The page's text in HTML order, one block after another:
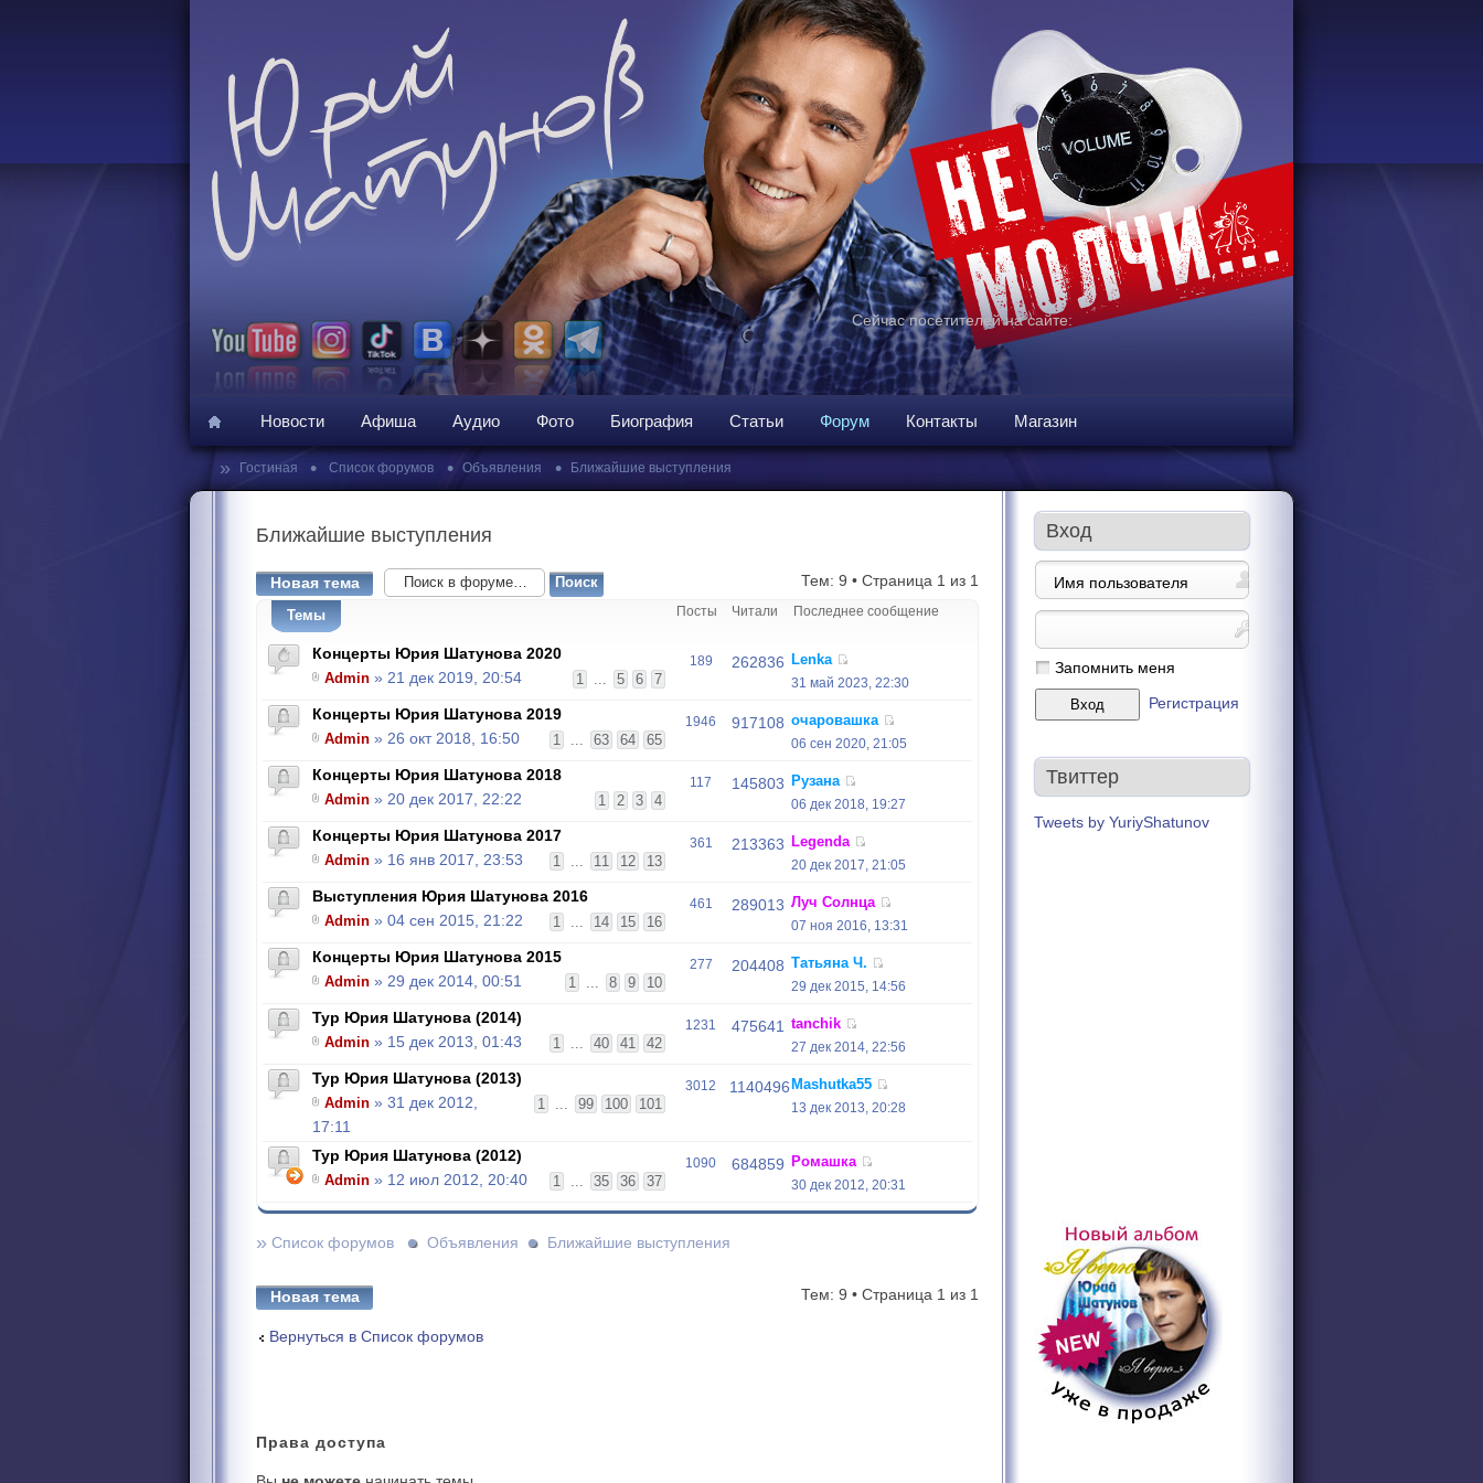
Сейчас посетителей на сайте:
Новости Афиша Аудио Фото Биография Статьи Форум Контакты Магазин
» Гостиная • Список форумов • Объявления • Ближайшие выступления
Ближайшие выступления
Новая тема Тем: 9 • Страница 1 из 1
Темы Посты Читали Последнее сообщение
Концерты Юрия Шатунова 2020
1 ... 5 6 7
Admin » 21 дек 2019, 20:54
189 262836 Lenka
31 май 2023, 22:30
Концерты Юрия Шатунова 2019
1 ... 63 64 65
Admin » 26 окт 2018, 16:50
1946 917108 очаровашка
06 сен 2020, 21:05
Концерты Юрия Шатунова 2018
1 2 3 4
Admin » 20 дек 2017, 22:22
117 145803 Рузана
06 дек 2018, 19:27
Концерты Юрия Шатунова 2017
1 ... 11 12 13
Admin » 16 янв 2017, 23:53
361 213363 Legenda
20 дек 2017, 21:05
Выступления Юрия Шатунова 2016
1 ... 14 15 16
Admin » 04 сен 2015, 21:22
461 289013 Луч Солнца
07 ноя 2016, 13:31
Концерты Юрия Шатунова 2015
1 ... 8 9 10
Admin » 29 дек 2014, 00:51
277 204408 Татьяна Ч.
29 дек 2015, 14:56
Тур Юрия Шатунова (2014)
1 ... 40 41 42
Admin » 15 дек 2013, 01:43
1231 475641 tanchik
27 дек 2014, 22:56
Тур Юрия Шатунова (2013)
1 ... 99 100 101
Admin » 31 дек 2012,
17:11
3012 1140496 Mashutka55
13 дек 2013, 20:28
Тур Юрия Шатунова (2012)
1 ... 35 36 37
Admin » 12 июл 2012, 20:40
1090 684859 Ромашка
30 дек 2012, 20:31
» Список форумов Объявления Ближайшие выступления
Новая тема Тем: 9 • Страница 1 из 1
Вернуться в Список форумов
Права доступа
Вход
Запомнить меня
Регистрация
Твиттер
Tweets by YuriyShatunov